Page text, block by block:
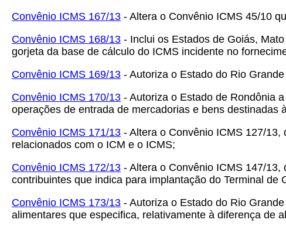
Convênio ICMS 167/13 - Altera o Convênio ICMS 45/10
Convênio ICMS 168/13 - Inclui os Estados de Goiás,
gorjeta da base de cálculo do ICMS incidente no
Convênio ICMS 169/13 - Autoriza o Estado do Rio
Convênio ICMS 170/13 - Autoriza o Estado de Rondônia
operações de entrada de mercadorias e bens
Convênio ICMS 171/13 - Altera o Convênio ICMS 127/
relacionados com o ICM e o ICMS;
Convênio ICMS 172/13 - Altera o Convênio ICMS 147/
contribuintes que indica para implantação do Terminal de
Convênio ICMS 173/13 - Autoriza o Estado do Rio
alimentares que especifica, relativamente à diferença de